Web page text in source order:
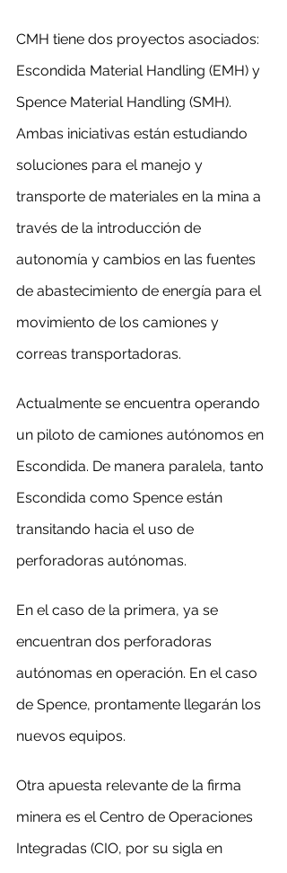
CMH tiene dos proyectos asociados:
Escondida Material Handling (EMH) y
Spence Material Handling (SMH).
Ambas iniciativas están estudiando
soluciones para el manejo y
transporte de materiales en la mina a
través de la introducción de
autonomía y cambios en las fuentes
de abastecimiento de energía para el
movimiento de los camiones y
correas transportadoras.
Actualmente se encuentra operando
un piloto de camiones autónomos en
Escondida. De manera paralela, tanto
Escondida como Spence están
transitando hacia el uso de
perforadoras autónomas.
En el caso de la primera, ya se
encuentran dos perforadoras
autónomas en operación. En el caso
de Spence, prontamente llegarán los
nuevos equipos.
Otra apuesta relevante de la firma
minera es el Centro de Operaciones
Integradas (CIO, por su sigla en